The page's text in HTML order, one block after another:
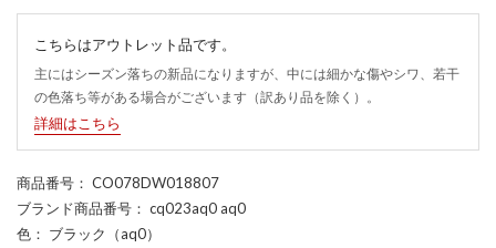
こちらはアウトレット品です。
主にはシーズン落ちの新品になりますが、中には細かな傷やシワ、若干
の色落ち等がある場合がございます（訳あり品を除く）。
詳細はこちら
商品番号 ： CO078DW018807
ブランド商品番号 ： cq023aq0 aq0
色 ： ブラック（aq0）